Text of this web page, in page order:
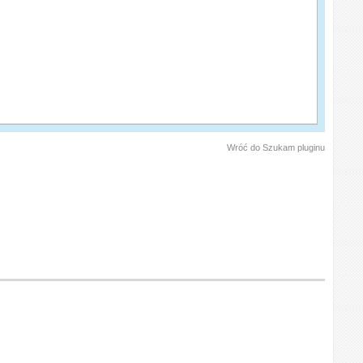
Wróć do Szukam pluginu